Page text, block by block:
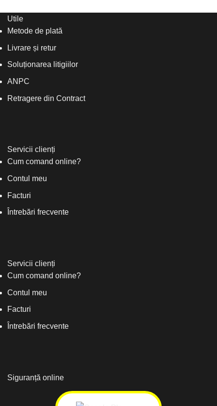
Utile
Metode de plată
Livrare și retur
Soluționarea litigiilor
ANPC
Retragere din Contract
Servicii clienți
Cum comand online?
Contul meu
Facturi
Întrebări frecvente
Servicii clienți
Cum comand online?
Contul meu
Facturi
Întrebări frecvente
Siguranță online